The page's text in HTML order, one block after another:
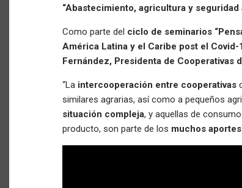
“Abastecimiento, agricultura y seguridad
Como parte del ciclo de seminarios
América Latina y el Caribe post el Covid-
Fernández, Presidenta de Cooperativas
“La intercooperación entre cooperativas
similares agrarias, así como a pequeños
situación compleja, y aquellas de
producto, son parte de los muchos